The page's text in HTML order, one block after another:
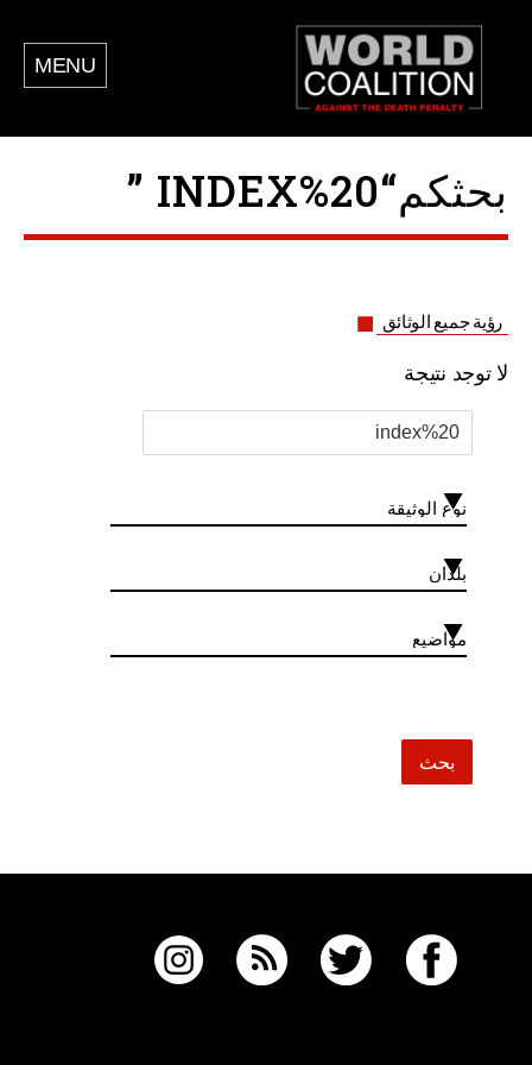
MENU
بحثكم“INDEX%20 ”
رؤية جميع الوثائق
لا توجد نتيجة